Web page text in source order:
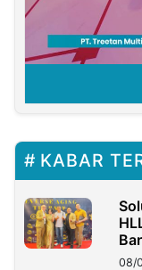
KABAR
08/